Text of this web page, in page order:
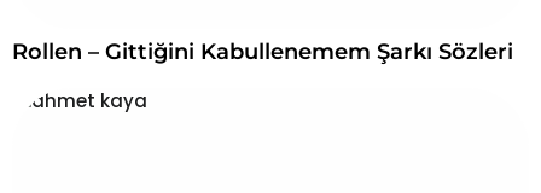
Rollen – Gittiğini Kabullenemem Şarkı Sözleri